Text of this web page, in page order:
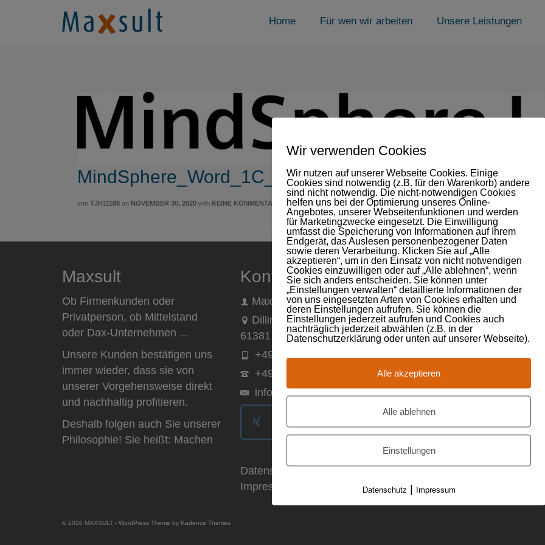
Home Für wen wir arbeiten Unsere Leistungen
MindSphere_Word_1C_klein (002)
von TJH11188 on NOVEMBER 30, 2020 with KEINE KOMMENTARE
Maxsult
Ob Firmenkunden oder
Privatperson, ob Mittelstand
oder Dax-Unternehmen ...
Unsere Kunden bestätigen uns
immer wieder, dass sie von
unserer Vorgehensweise direkt
und nachhaltig profitieren.
Deshalb folgen auch Sie unserer
Philosophie! Sie heißt: Machen
Kontaktinformationen
Maxsult GmbH
Dillinger Straße 13
61381 Friedrichsdorf
+49 (0) 172 / 9721707
+49 (0) 6172 / 9445105
info@maxsult.de
Datenschutz|AGBs|
Impressum
Qualitätskriterien
Teilnahme-Zertifikate
Professionelles
Praxiserprobtes
Seit 20 Jahren
Kleine Lerngruppen
© 2026 MAXSULT - WordPress Theme by Kadence Themes
Wir verwenden Cookies
Wir nutzen auf unserer Webseite Cookies. Einige
Cookies sind notwendig (z.B. für den Warenkorb) andere
sind nicht notwendig. Die nicht-notwendigen Cookies
helfen uns bei der Optimierung unseres Online-
Angebotes, unserer Webseitenfunktionen und werden
für Marketingzwecke eingesetzt. Die Einwilligung
umfasst die Speicherung von Informationen auf Ihrem
Endgerät, das Auslesen personenbezogener Daten
sowie deren Verarbeitung. Klicken Sie auf „Alle
akzeptieren“, um in den Einsatz von nicht notwendigen
Cookies einzuwilligen oder auf „Alle ablehnen“, wenn
Sie sich anders entscheiden. Sie können unter
„Einstellungen verwalten“ detaillierte Informationen der
von uns eingesetzten Arten von Cookies erhalten und
deren Einstellungen aufrufen. Sie können die
Einstellungen jederzeit aufrufen und Cookies auch
nachträglich jederzeit abwählen (z.B. in der
Datenschutzerklärung oder unten auf unserer Webseite).
Alle akzeptieren
Alle ablehnen
Einstellungen
Datenschutz | Impressum